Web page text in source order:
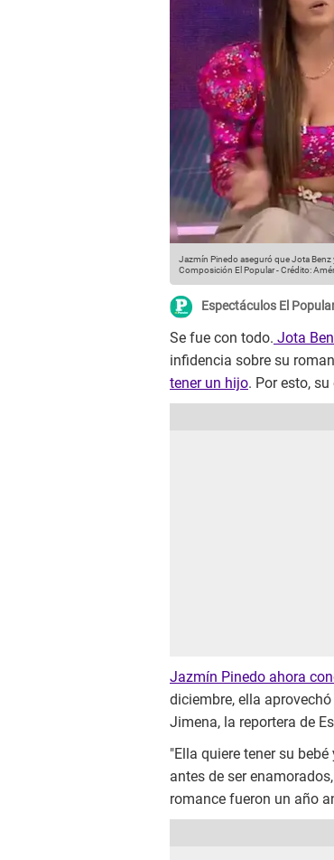
Jazmín Pinedo aseguró que Jota
Composición El Popular-Crédito:
Espectáculos El
Se fue con todo. Jota
infidencia sobre su
tener un hijo. Por esto,
Jazmín Pinedo ahora
diciembre, ella
Jimena, la reportera de
"Ella quiere tener su
antes de ser
romance fueron un año